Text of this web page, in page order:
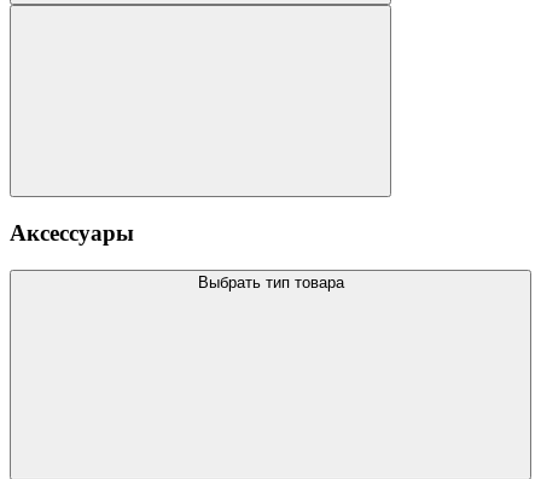
Аксессуары
Выбрать тип товара